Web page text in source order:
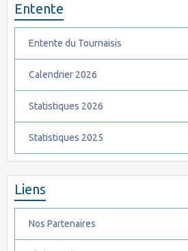
Entente
Entente du Tournaisis
Calendrier 2026
Statistiques 2026
Statistiques 2025
Liens
Nos Partenaires